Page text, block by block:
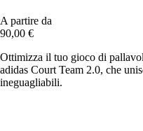
A partire da
90,00 €
Ottimizza il tuo gioco di
adidas Court Team 2.0, che
ineguagliabili.